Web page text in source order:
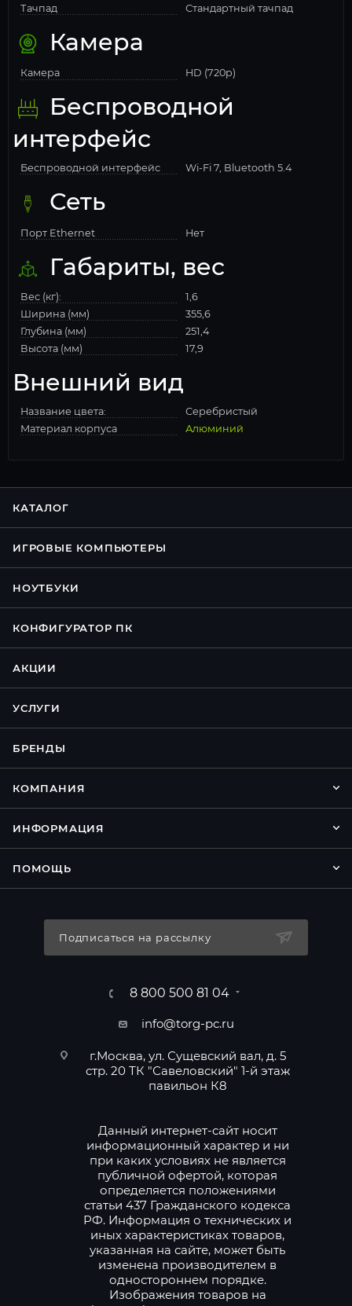
Тачпад Стандартный тачпад
Камера
Камера HD (720p)
Беспроводной
интерфейс
Беспроводной интерфейс Wi-Fi 7, Bluetooth 5.4
Сеть
Порт Ethernet Нет
Габариты, вес
Вес (кг):
1,6
Ширина (мм)
355,6
Глубина (мм)
251,4
Высота (мм)
17,9
Внешний вид
Название цвета:
Серебристый
Материал корпуса
Алюминий
КАТАЛОГ
ИГРОВЫЕ КОМПЬЮТЕРЫ
НОУТБУКИ
КОНФИГУРАТОР ПК
АКЦИИ
УСЛУГИ
БРЕНДЫ
КОМПАНИЯ
ИНФОРМАЦИЯ
ПОМОЩЬ
Подписаться на рассылку
8 800 500 81 04
info@torg-pc.ru
г.Москва, ул. Сущевский вал, д. 5
стр. 20 ТК "Савеловский" 1-й этаж
павильон К8
Данный интернет-сайт носит
информационный характер и ни
при каких условиях не является
публичной офертой, которая
определяется положениями
статьи 437 Гражданского кодекса
РФ. Информация о технических и
иных характеристиках товаров,
указанная на сайте, может быть
изменена производителем в
одностороннем порядке.
Изображения товаров на